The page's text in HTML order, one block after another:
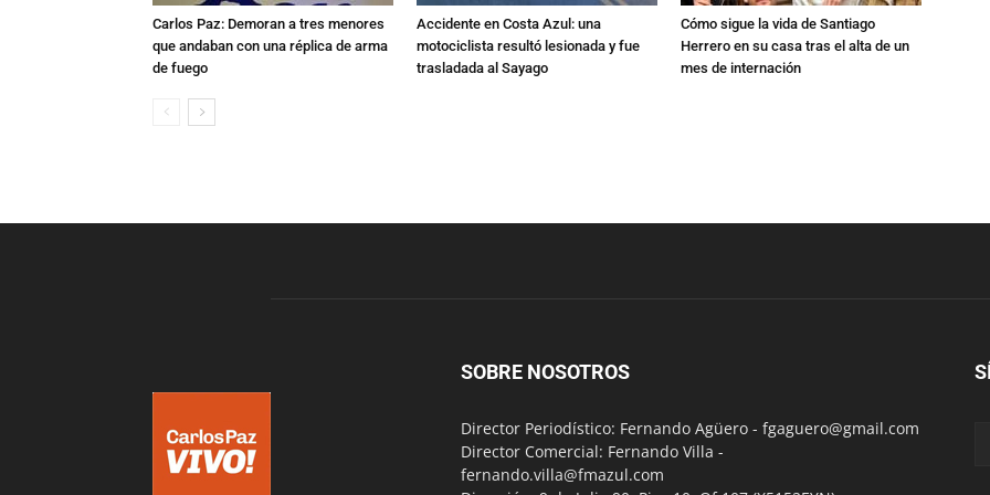
Carlos Paz: Demoran a tres menores
que andaban con una réplica de arma
de fuego
Accidente en Costa Azul: una
motociclista resultó lesionada y fue
trasladada al Sayago
Cómo sigue la vida de Santiago
Herrero en su casa tras el alta de un
mes de internación
SOBRE NOSOTROS
Director Periodístico: Fernando Agüero - fgaguero@gmail.com
Director Comercial: Fernando Villa -
fernando.villa@fmazul.com